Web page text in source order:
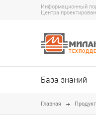
Информационный
Центра
База знаний
Главная